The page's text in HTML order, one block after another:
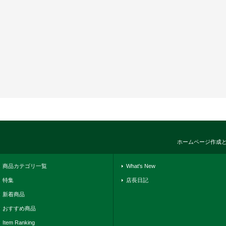
ホームページ作成
商品カテゴリ一覧
特集
新着商品
おすすめ商品
Item Ranking
What's New
店長日記